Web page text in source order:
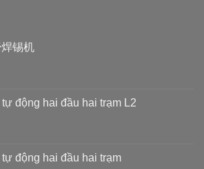
锡机
tự động hai đầu hai trạm L2
tự động hai đầu hai trạm